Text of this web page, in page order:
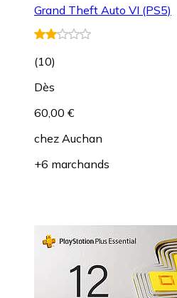
Grand Theft Auto VI (PS5)
(10)
Dès
60,00 €
chez Auchan
+6 marchands